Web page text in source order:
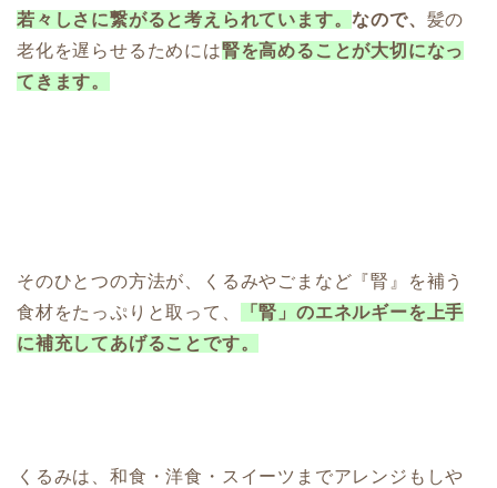
若々しさに繋がると考えられています。なので、 髪の
老化を遅らせるためには腎を高めることが大切になっ
てきます。
そのひとつの方法が、くるみやごまなど『腎』を補う
食材をたっぷりと取って、
「腎」のエネルギーを上手
に補充してあげることです。
くるみは、和食・洋食・スイーツまでアレンジもしや